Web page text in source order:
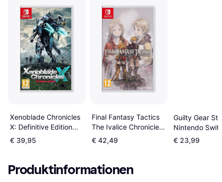
Xenoblade Chronicles
X: Definitive Edition
(Switch)
€ 39,95
Final Fantasy Tactics
The Ivalice Chronicles
(Switch)
€ 42,49
Guilty Gear
Nintendo
Edition
€ 23,99
Produktinformationen